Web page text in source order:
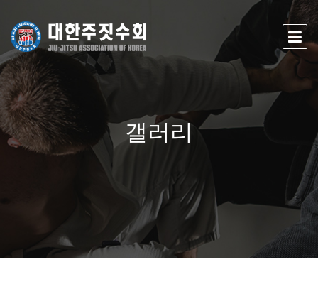
갤러리